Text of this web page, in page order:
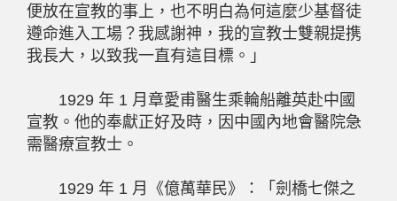
便放在宣教的事上，也不明白為何這麼少基督徒
遵命進入工場？我感謝神，我的宣教士雙親提携
我長大，以致我一直有這目標。」
1929 年 1 月章愛甫醫生乘輪船離英赴中國
宣教。他的奉獻正好及時，因中國內地會醫院急
需醫療宣教士。
1929 年 1 月《億萬華民》：「劍橋七傑之